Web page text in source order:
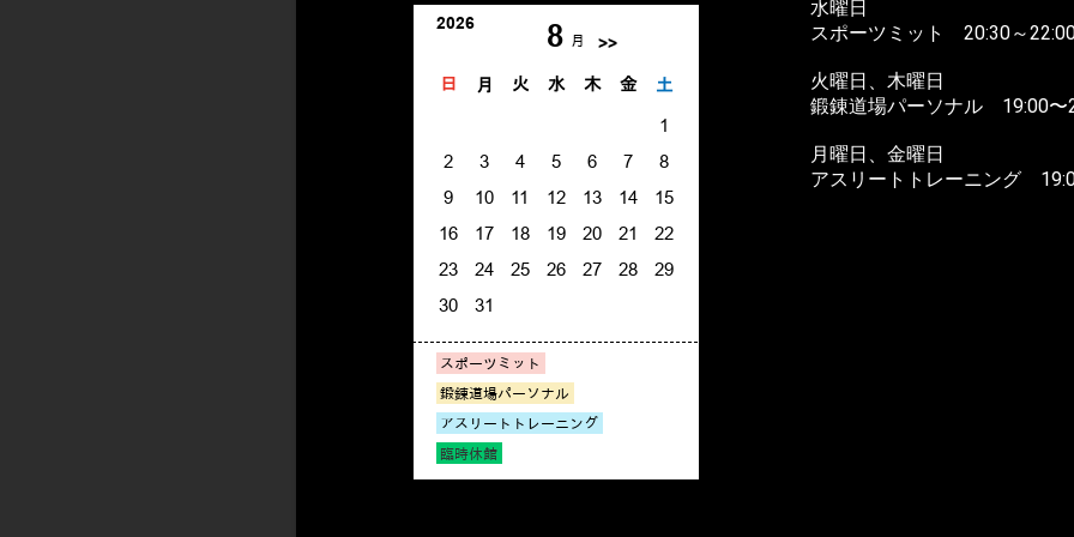
水曜日
スポーツミット 20:30～
火曜日、木曜日
鍛錬道場パーソナル 19:00〜
月曜日、金曜日
アスリートトレーニング